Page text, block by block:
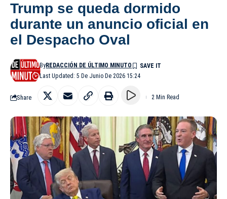
Trump se queda dormido
durante un anuncio oficial en
el Despacho Oval
Last Updated: 5 De Junio De 2026 15:24
ByREDACCIÓN DE ÚLTIMO MINUTO
Share 2 Min Read